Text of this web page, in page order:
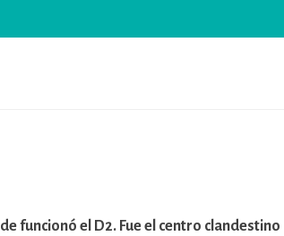
funcionó el D2. Fue el centro clandestino